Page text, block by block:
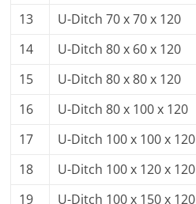
13
U-Ditch 70 x 70 x 120
14
U-Ditch 80 x 60 x 120
15
U-Ditch 80 x 80 x 120
16
U-Ditch 80 x 100 x 120
17
U-Ditch 100 x 100 x 120
18
U-Ditch 100 x 120 x 120
19
U-Ditch 100 x 150 x 120